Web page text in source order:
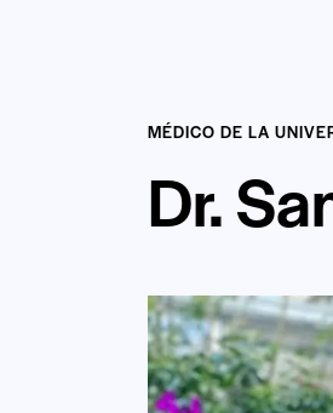
MÉDICO DE LA
Dr.